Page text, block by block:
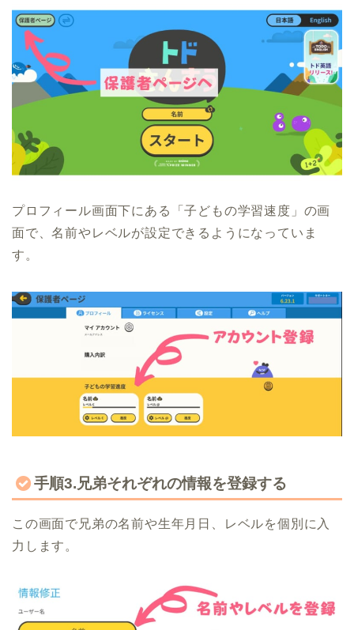
プロフィール画面下にある「子どもの学習速度」の画
面で、名前やレベルが設定できるようになっていま
す。
手順3.兄弟それぞれの情報を登録する
この画面で兄弟の名前や生年月日、レベルを個別に入
力します。